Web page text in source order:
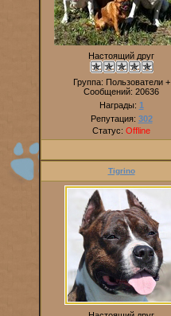
Настоящий друг
Группа: Пользователи +
Сообщений: 20636
Награды: 1
Репутация: 302
Статус: Offline
Tigrino